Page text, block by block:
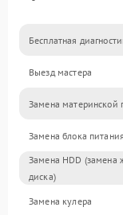
Бесплатная
Выезд мастера
Замена материнской
Замена блока питания
Замена HDD (замена
диска)
Замена кулера